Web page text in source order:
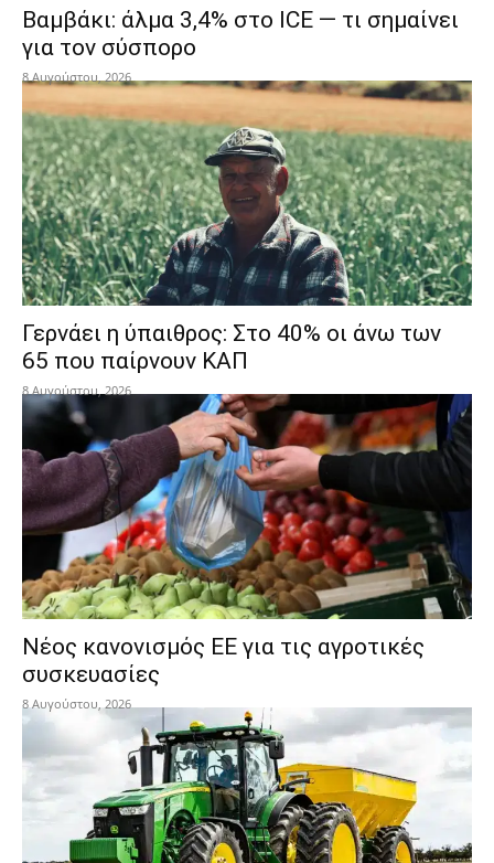
Βαμβάκι: άλμα 3,4% στο ICE — τι σημαίνει
για τον σύσπορο
8 Αυγούστου, 2026
Γερνάει η ύπαιθρος: Στο 40% οι άνω των
65 που παίρνουν ΚΑΠ
8 Αυγούστου, 2026
Νέος κανονισμός ΕΕ για τις αγροτικές
συσκευασίες
8 Αυγούστου, 2026